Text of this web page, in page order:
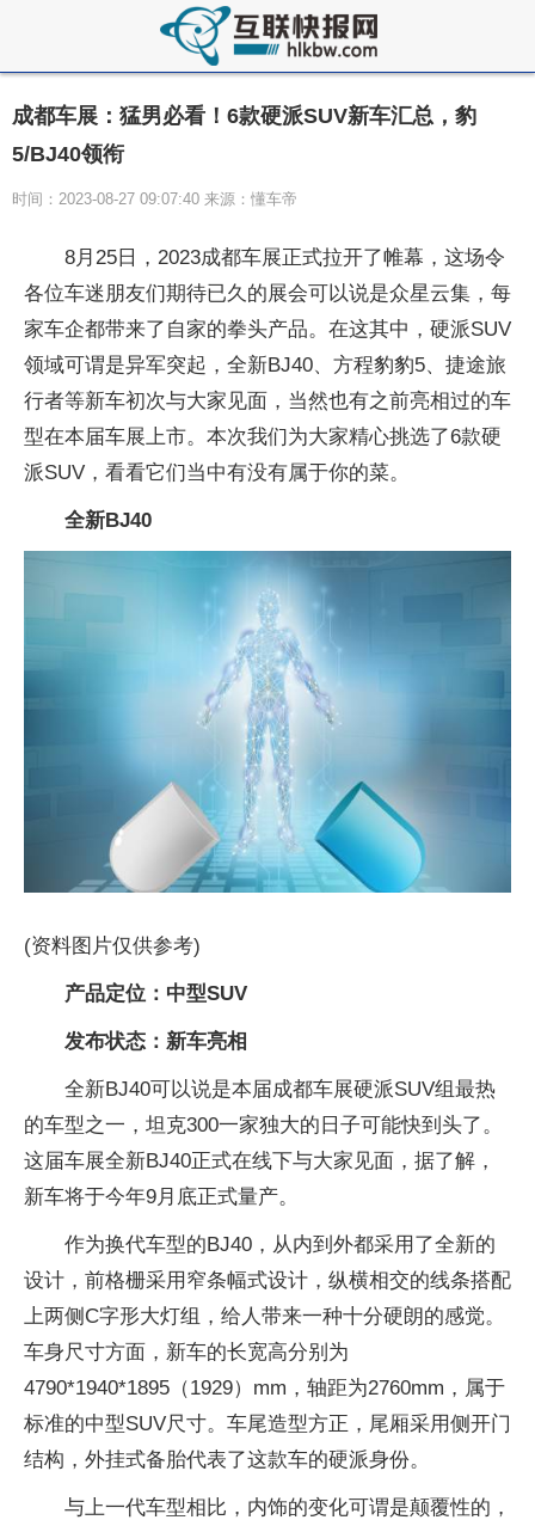
成都车展：猛男必看！6款硬派SUV新车汇总，豹
5/BJ40领衔
时间：2023-08-27 09:07:40 来源：懂车帝
8月25日，2023成都车展正式拉开了帷幕，这场令
各位车迷朋友们期待已久的展会可以说是众星云集，每
家车企都带来了自家的拳头产品。在这其中，硬派SUV
领域可谓是异军突起，全新BJ40、方程豹豹5、捷途旅
行者等新车初次与大家见面，当然也有之前亮相过的车
型在本届车展上市。本次我们为大家精心挑选了6款硬
派SUV，看看它们当中有没有属于你的菜。
全新BJ40
(资料图片仅供参考)
产品定位：中型SUV
发布状态：新车亮相
全新BJ40可以说是本届成都车展硬派SUV组最热
的车型之一，坦克300一家独大的日子可能快到头了。
这届车展全新BJ40正式在线下与大家见面，据了解，
新车将于今年9月底正式量产。
作为换代车型的BJ40，从内到外都采用了全新的
设计，前格栅采用窄条幅式设计，纵横相交的线条搭配
上两侧C字形大灯组，给人带来一种十分硬朗的感觉。
车身尺寸方面，新车的长宽高分别为
4790*1940*1895（1929）mm，轴距为2760mm，属于
标准的中型SUV尺寸。车尾造型方正，尾厢采用侧开门
结构，外挂式备胎代表了这款车的硬派身份。
与上一代车型相比，内饰的变化可谓是颠覆性的，